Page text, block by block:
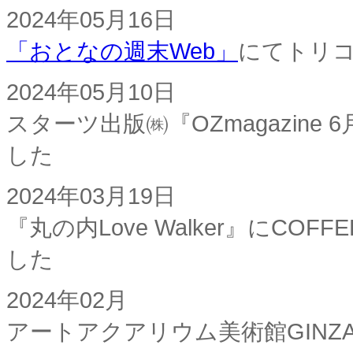
2024年05月16日
「おとなの週末Web」 にてトリ
2024年05月10日
スターツ出版㈱『OZmagazine
した
2024年03月19日
『丸の内Love Walker』に
した
2024年02月
アートアクアリウム美術館